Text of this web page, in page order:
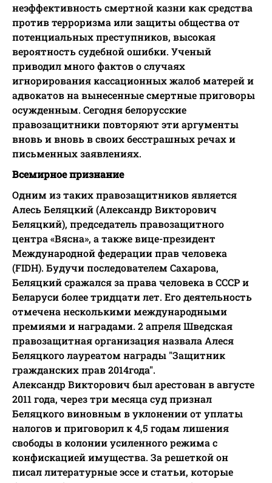
неэффективность смертной казни как средства
против терроризма или защиты общества от
потенциальных преступников, высокая
вероятность судебной ошибки. Ученый
приводил много фактов о случаях
игнорирования кассационных жалоб матерей и
адвокатов на вынесенные смертные приговоры
осужденным. Сегодня белорусские
правозащитники повторяют эти аргументы
вновь и вновь в своих бесстрашных речах и
письменных заявлениях.
Всемирное признание
Одним из таких правозащитников является
Алесь Беляцкий (Александр Викторович
Беляцкий), председатель правозащитного
центра «Вясна», а также вице-президент
Международной федерации прав человека
(FIDH). Будучи последователем Сахарова,
Беляцкий сражался за права человека в СССР и
Беларуси более тридцати лет. Его деятельность
отмечена несколькими международными
премиями и наградами. 2 апреля Шведская
правозащитная организация назвала Алеся
Беляцкого лауреатом награды "Защитник
гражданских прав 2014года".
Александр Викторович был арестован в августе
2011 года, через три месяца суд признал
Беляцкого виновным в уклонении от уплаты
налогов и приговорил к 4,5 годам лишения
свободы в колонии усиленного режима с
конфискацией имущества. За решеткой он
писал литературные эссе и статьи, которые